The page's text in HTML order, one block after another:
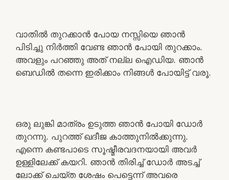
വാതിൽ തുറക്കാൻ പോയ നസ്സിയെ ഞാൻ
പിടിച്ചു നിർത്തി വേണ്ട ഞാൻ പോയി തുറക്കാം.
അവളും പറഞ്ഞു അത് നല്ല ഐഡിയ. ഞാൻ
ബെഡിൽ തന്നെ ഇരിക്കാം നിങ്ങൾ പോയിട്ട് വരൂ.
ഒരു ലുങ്കി മാത്രം ഉടുത്ത ഞാൻ പോയി ഡോർ
തുറന്നു. പുറത്ത് ഖദീജ കാത്തുനിൽക്കുന്നു.
എന്നെ കണ്ടപാടെ സൂഷ്മീരവദനയായി അവർ
ഉള്ളിലേക്ക് കയറി. ഞാൻ തിരിച്ച് ഡോർ അടച്ച്
ലോക്ക് ചെയ്ത ശേഷം പെട്ടെന്ന് അവരെ